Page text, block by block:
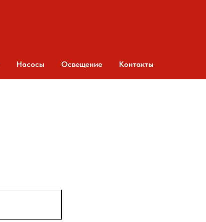
Насосы Освещение Контакты